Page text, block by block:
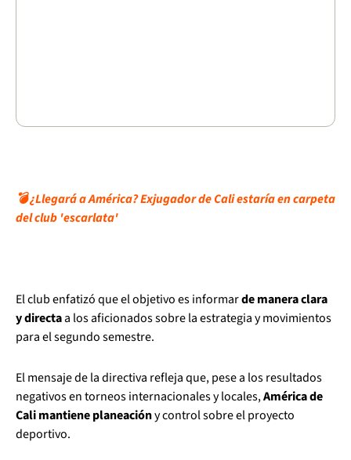
💣 ¿Llegará a América? Exjugador de Cali estaría en carpeta
del club 'escarlata'
El club enfatizó que el objetivo es informarde manera clara
y directaa los aficionados sobre la estrategia y movimientos
para el segundo semestre.
El mensaje de la directiva refleja que, pese a los resultados
negativos en torneos internacionales y locales,América de
Cali mantiene planeacióny control sobre el proyecto
deportivo.